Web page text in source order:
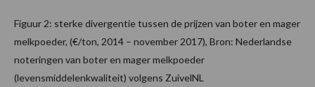
Figuur 2: sterke divergentie tussen de prijzen van boter en mager
melkpoeder, (€/ton, 2014 – november 2017), Bron: Nederlandse
noteringen van boter en mager melkpoeder
(levensmiddelenkwaliteit) volgens ZuivelNL